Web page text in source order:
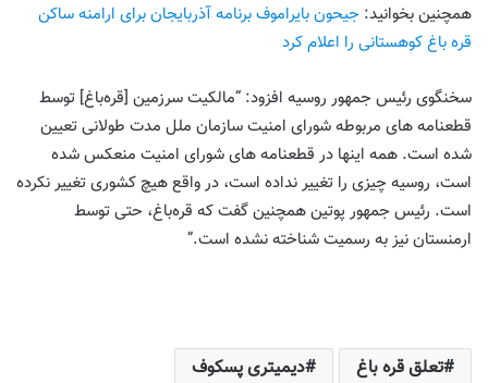
همچنین بخوانید: جیحون بایراموف برنامه آذربایجان برای ارامنه ساکن
قره باغ کوهستانی را اعلام کرد
سخنگوی رئیس جمهور روسیه افزود: “مالکیت سرزمین [قره‌باغ] توسط
قطعنامه های مربوطه شورای امنیت سازمان ملل مدت طولانی تعیین
شده است. همه اینها در قطعنامه های شورای امنیت منعکس شده
است، روسیه چیزی را تغییر نداده است، در واقع هیچ کشوری تغییر نکرده
است. رئیس جمهور پوتین همچنین گفت که قره‌باغ، حتی توسط
ارمنستان نیز به رسمیت شناخته نشده است.”
تعلق قره باغ
دیمیتری پسکوف